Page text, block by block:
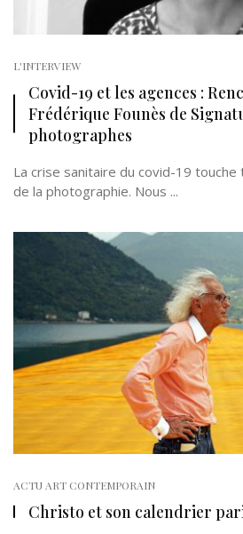
L'INTERVIEW
Covid-19 et les agences :
Frédérique Founès de
photographes
La crise sanitaire du covid-19
de la photographie. Nous ...
ACTU ART CONTEMPORAIN
Christo et son calendrier